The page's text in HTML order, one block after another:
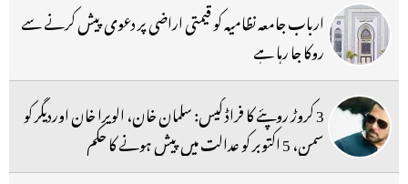
ارباب جامعہ نظامیہ کو قیمتی اراضی پر دعوی پیش کرنے سے
روکا جا رہا ہے
3 کروڑ روپئے کا فراڈ کیس: سلمان خان، الویرا خان اوردیگر کو
سمن، 5 اکتوبر کو عدالت میں پیش ہونے کا حکم